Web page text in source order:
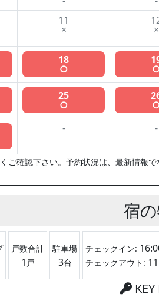
11
× ×
18
○
25
○
- -
ご確認下さい。予約状況は、最新情報
宿
戸数合計
1 戸
駐車場
3台
チェックイン:
チェックアウト:
KEY